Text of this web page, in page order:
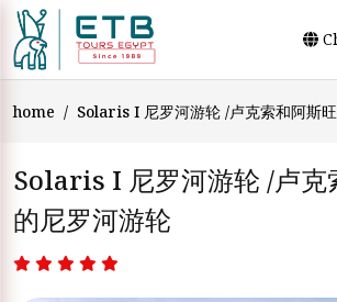
home Solaris I 尼罗河游轮 /卢克索和阿斯
Solaris I 尼罗河游轮 /卢克
的尼罗河游轮